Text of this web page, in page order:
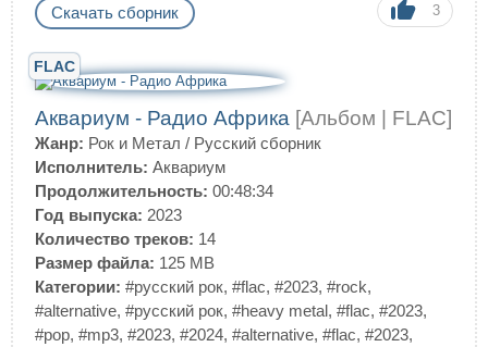
Скачать сборник 3
FLAC
Аквариум - Радио Африка [Альбом | FLAC]
Жанр: Рок и Метал / Русский сборник
Исполнитель: Аквариум
Продолжительность: 00:48:34
Год выпуска: 2023
Количество треков: 14
Размер файла: 125 MB
Категории: #русский рок, #flac, #2023, #rock,
#alternative, #русский рок, #heavy metal, #flac, #2023,
#pop, #mp3, #2023, #2024, #alternative, #flac, #2023,